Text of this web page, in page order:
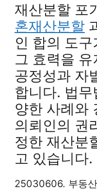
재산분할 포
혼재산분할
인 합의 도
그 효력을
공정성과 자
합니다. 법
양한 사례와
의뢰인의 권
정한 재산분
고 있습니다.
25030606. 부동